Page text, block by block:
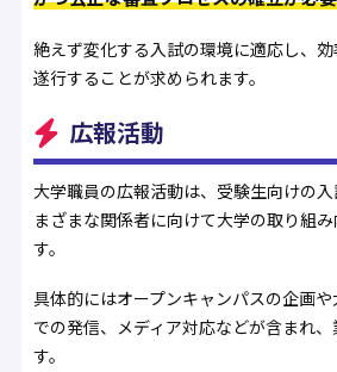
絶えず変化する入試の環境に適応し、
遂行することが求められます。
広報活動
大学職員の広報活動は、受験生向けの
まざまな関係者に向けて大学の取り組
す。
具体的にはオープンキャンパスの企画
での発信、メディア対応などが含まれ
す。